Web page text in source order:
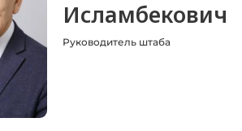
Исламбекович
Руководитель штаба